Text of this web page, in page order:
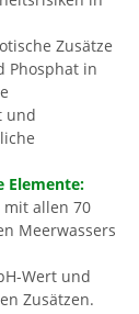
Zusätze
Phosphat in
und
Elemente:
mit allen 70
Meerwassers
Wert und
Zusätzen.